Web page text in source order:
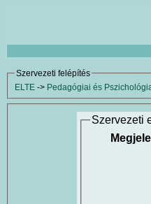
Szervezeti felépítés
ELTE -> Pedagógiai és
Szervezeti